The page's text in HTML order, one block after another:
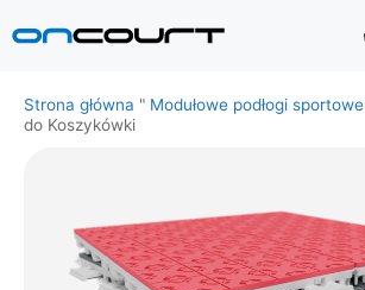
do
Strona główna " Modułowe podłogi sportowe
do Koszykówki